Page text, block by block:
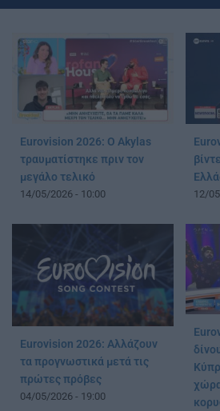
Eurovision 2026: Ο Akylas
τραυματίστηκε πριν τον
μεγάλο τελικό
14/05/2026 - 10:00 12/
Eurovision 2026: Αλλάζουν
τα προγνωστικά μετά τις
πρώτες πρόβες
04/05/2026 - 19:00